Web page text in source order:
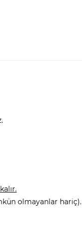
olmayanlar hariç).